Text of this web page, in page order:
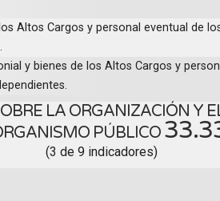
Altos Cargos y personal eventual de
y bienes de los Altos Cargos y
LA ORGANIZACIÓN Y
PÚBLICO
(3 de 9 indicadores)